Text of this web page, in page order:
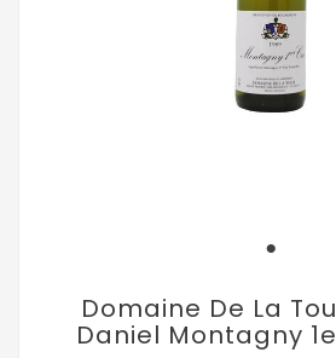
Domaine De La
Daniel Montagny